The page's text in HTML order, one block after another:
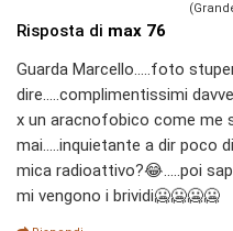
Risposta di max 76
Guarda Marcello.....foto
dire.....complimentissimi
x un aracnofobico come me
mai.....inquietante a dir poco
mica radioattivo?😂.....poi
mi vengono i brividi🥶🥶🥶🥶